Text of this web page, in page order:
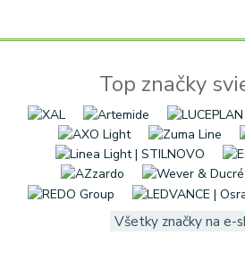
Top značky
Všetky značky na e-